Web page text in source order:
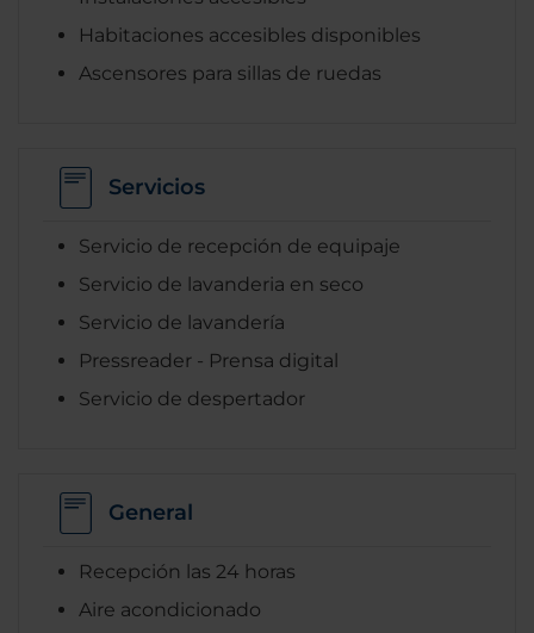
Habitaciones accesibles disponibles
Ascensores para sillas de ruedas
Servicios
Servicio de recepción de equipaje
Servicio de lavanderia en seco
Servicio de lavandería
Pressreader - Prensa digital
Servicio de despertador
General
Recepción las 24 horas
Aire acondicionado